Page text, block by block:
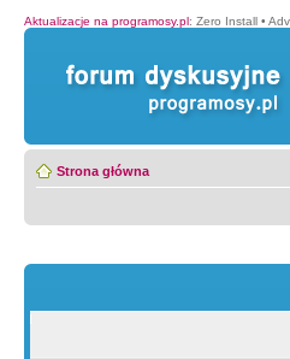
Aktualizacje na programosy.pl: Zero Install •
Strona główna